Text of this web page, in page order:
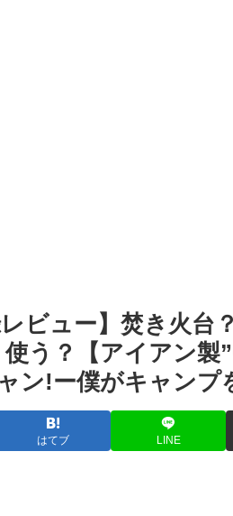
ビュー】焚き火台
う？【アイアン製
ン!ー僕がキャンプ
はてブ LINE